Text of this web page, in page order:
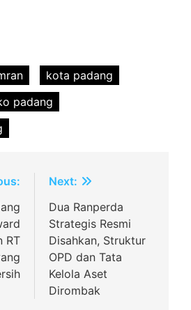
kota padang
padang
RT
Next:
Dua Ranperda
Strategis Resmi
Disahkan, Struktur
OPD dan Tata
Kelola Aset
Dirombak